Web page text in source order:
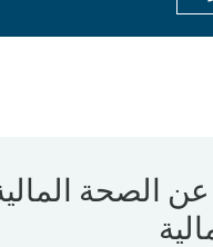
الصحة المالية